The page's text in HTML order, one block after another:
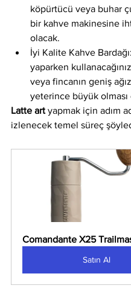
köpürtücü veya buhar
bir kahve makinesine
olacak.
İyi Kalite Kahve
yaparken
veya fincanın geniş
yeterince büyük
Latte art yapmak için adım
izlenecek temel süreç
Comandante X25
Satın Al